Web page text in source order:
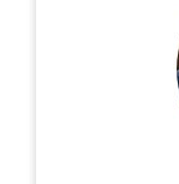
کارشناس ارشد